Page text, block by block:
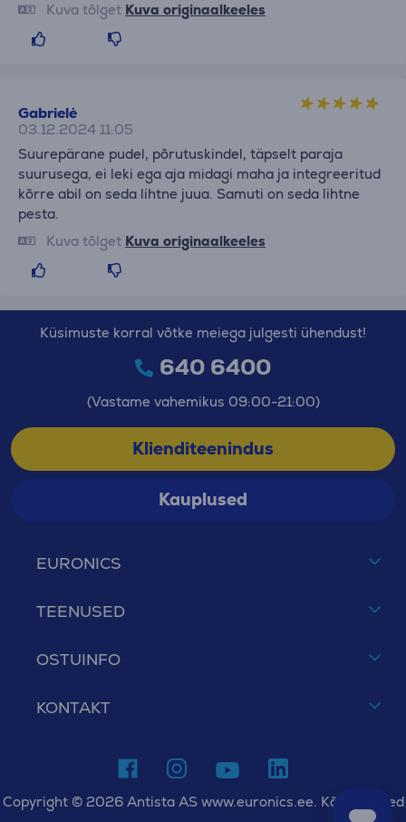
Kuva tõlget Kuva originaalkeeles
Gabrielė
03.12.2024 11:05
Suurepärane pudel, põrutuskindel, täpselt paraja
suurusega, ei leki ega aja midagi maha ja integreeritud
kõrre abil on seda lihtne juua. Samuti on seda lihtne
pesta.
Kuva tõlget Kuva originaalkeeles
EURONICS
TEENUSED
OSTUINFO
KONTAKT
Küsimuste korral võtke meiega julgesti ühendust!
640 6400
(Vastame vahemikus 09:00-21:00)
Klienditeenindus
Kauplused
Copyright © 2026 Antista AS www.euronics.ee. Kõik õigused